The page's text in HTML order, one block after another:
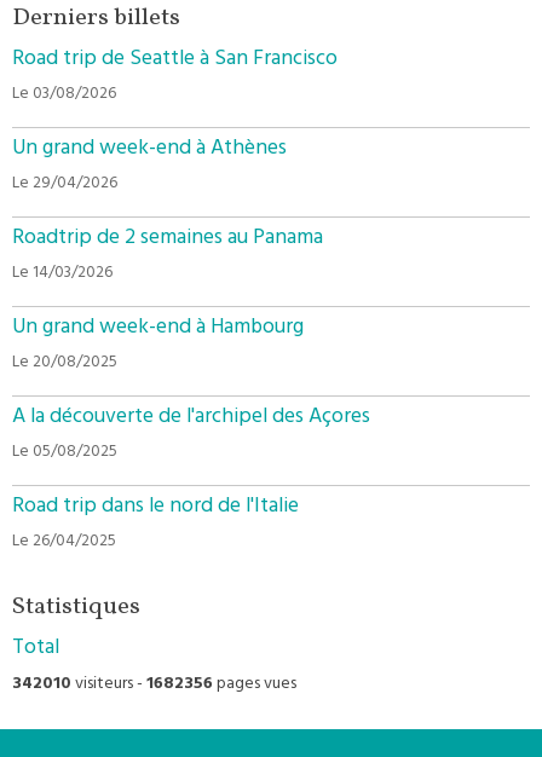
Derniers billets
Road trip de Seattle à San Francisco
Le 03/08/2026
Un grand week-end à Athènes
Le 29/04/2026
Roadtrip de 2 semaines au Panama
Le 14/03/2026
Un grand week-end à Hambourg
Le 20/08/2025
A la découverte de l'archipel des Açores
Le 05/08/2025
Road trip dans le nord de l'Italie
Le 26/04/2025
Statistiques
Total
342010visiteurs -1682356pages vues